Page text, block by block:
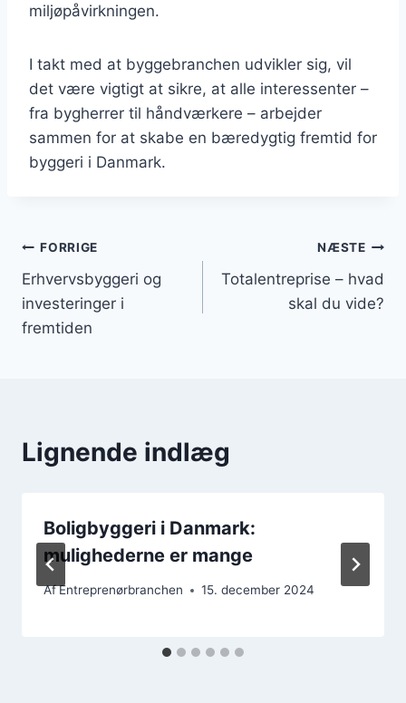
miljøpåvirkningen.
I takt med at byggebranchen udvikler sig, vil
det være vigtigt at sikre, at alle interessenter –
fra bygherrer til håndværkere – arbejder
sammen for at skabe en bæredygtig fremtid for
byggeri i Danmark.
Indlægsnavigation
FORRIGE
Erhvervsbyggeri og
investeringer i
fremtiden
NÆSTE
Totalentreprise – hvad
skal du vide?
Lignende indlæg
Boligbyggeri i Danmark:
mulighederne er mange
AfEntreprenørbranchen 15. december 2024